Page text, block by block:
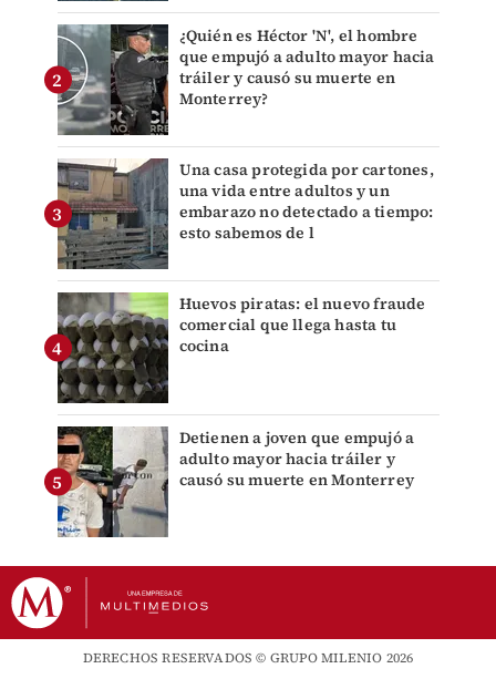
¿Quién es Héctor 'N', el hombre
que empujó a adulto mayor hacia
tráiler y causó su muerte en
Monterrey?
Una casa protegida por cartones,
una vida entre adultos y un
embarazo no detectado a tiempo:
esto sabemos de l
Huevos piratas: el nuevo fraude
comercial que llega hasta tu
cocina
Detienen a joven que empujó a
adulto mayor hacia tráiler y
causó su muerte en Monterrey
DERECHOS RESERVADOS © GRUPO MILENIO 2026